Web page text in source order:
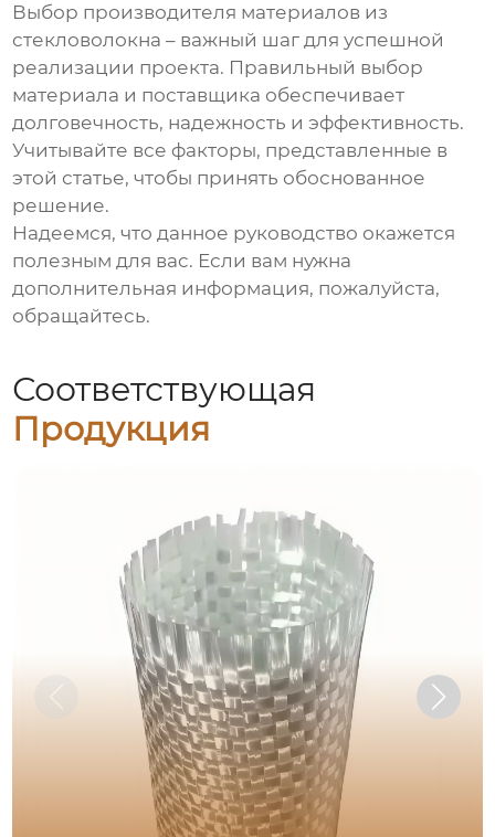
Выбор производителя материалов из
стекловолокна – важный шаг для успешной
реализации проекта. Правильный выбор
материала и поставщика обеспечивает
долговечность, надежность и эффективность.
Учитывайте все факторы, представленные в
этой статье, чтобы принять обоснованное
решение.
Надеемся, что данное руководство окажется
полезным для вас. Если вам нужна
дополнительная информация, пожалуйста,
обращайтесь.
Соответствующая
Продукция